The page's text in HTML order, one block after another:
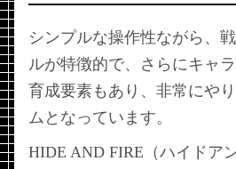
シンプルな操作性ながら、
ルが特徴的で、さらにキャ
育成要素もあり、非常にや
ムとなっています。
HIDE AND FIRE（ハイドア